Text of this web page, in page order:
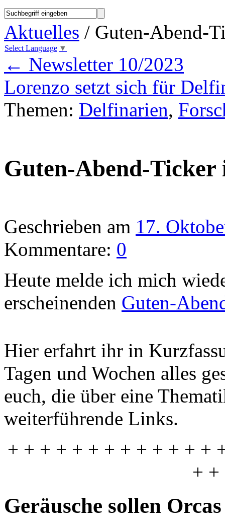
Aktuelles / Guten-Abend-
Select Language ▼
← Newsletter 10/2023
Lorenzo setzt sich für
Themen: Delfinarien,
Guten-Abend-
Geschrieben am 17.
Kommentare: 0
Heute melde ich mich
erscheinenden Guten-
Hier erfahrt ihr in
Tagen und Wochen alles
euch, die über eine
weiterführende Links.
+ + + + + + + + + + + + +
+ +
Geräusche sollen